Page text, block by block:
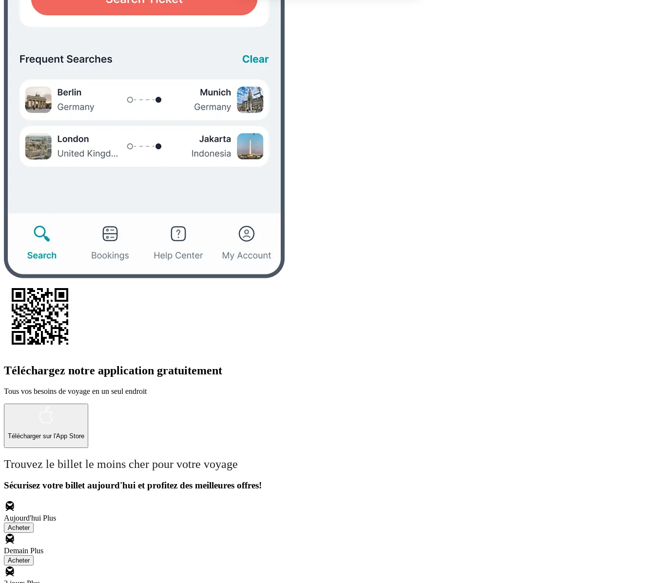
Téléchargez notre application gratuitement
Tous vos besoins de voyage en un seul endroit
Télécharger sur l'App Store
Trouvez le billet le moins cher pour votre voyage
Sécurisez votre billet aujourd'hui et profitez des meilleures offres!
Aujourd'hui Plus
Acheter
Demain Plus
Acheter